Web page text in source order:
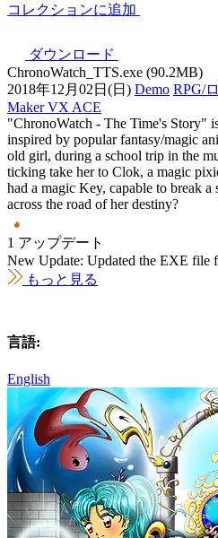
コレクションに追加
ダウンロード
ChronoWatch_TTS.exe (90.2MB)
2018年12月02日(日) Demo RPG/
Maker VX ACE
"ChronoWatch - The Time's Story"
inspired by popular fantasy/magic
old girl, during a school trip in the
ticking take her to Clok, a magic
had a magic Key, capable to break
across the road of her destiny?
1 アップデート
New Update: Updated the EXE file
もっと見る
言語:
English